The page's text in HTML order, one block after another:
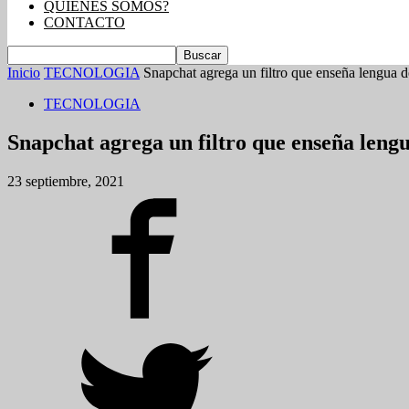
QUIENES SOMOS?
CONTACTO
Inicio TECNOLOGIA Snapchat agrega un filtro que enseña lengua
TECNOLOGIA
Snapchat agrega un filtro que enseña
23 septiembre, 2021